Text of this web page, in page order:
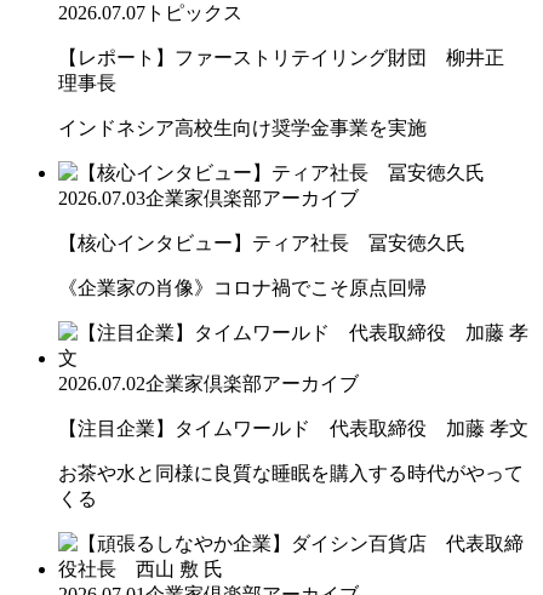
2026.07.07 トピックス
【レポート】ファーストリテイリング財団 柳井正
理事長
インドネシア高校生向け奨学金事業を実施
2026.07.03企業家倶楽部アーカイブ
【核心インタビュー】ティア社長 冨安徳久氏
《企業家の肖像》コロナ禍でこそ原点回帰
2026.07.02企業家倶楽部アーカイブ
【注目企業】タイムワールド 代表取締役 加藤 孝文
お茶や水と同様に良質な睡眠を購入する時代がやって
くる